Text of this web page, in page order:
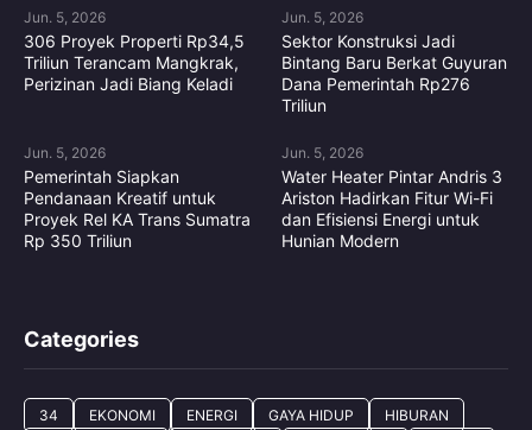
Jun. 5, 2026
306 Proyek Properti Rp34,5
Triliun Terancam Mangkrak,
Perizinan Jadi Biang Keladi
Jun. 5, 2026
Sektor Konstruksi Jadi
Bintang Baru Berkat Guyuran
Dana Pemerintah Rp276
Triliun
Jun. 5, 2026
Pemerintah Siapkan
Pendanaan Kreatif untuk
Proyek Rel KA Trans Sumatra
Rp 350 Triliun
Jun. 5, 2026
Water Heater Pintar Andris 3
Ariston Hadirkan Fitur Wi-Fi
dan Efisiensi Energi untuk
Hunian Modern
Categories
34 EKONOMI ENERGI GAYA HIDUP
HIBURAN